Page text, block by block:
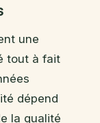
une
tout à fait
dépend
la qualité